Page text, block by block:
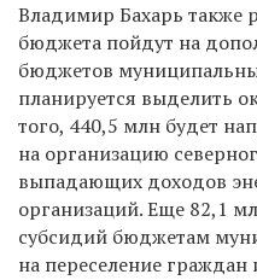
Владимир Бахарь также
бюджета пойдут на
бюджетов
планируется выделить
того, 440,5 млн будет
на организацию
выпадающих доходов
организаций. Еще 82,1
субсидий бюджетам
на переселение